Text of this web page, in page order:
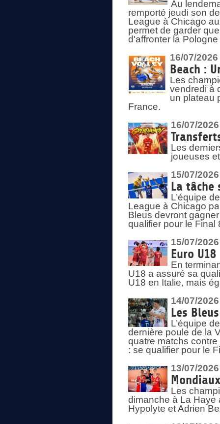
Au
remporté jeudi son
League à Chicago
permet de garder
d'affronter la
16/07/2026
Beach :
Les
vendredi à
un plateau
France.
16/07/2026
Les
joueuses
15/07/2026
La tâche
L’équipe
League à Chicago
Bleus devront
qualifier pour le Final
15/07/2026
Euro
En
U18 a assuré sa
U18 en Italie, mais
14/07/2026
Les
L’équipe
dernière poule de la
quatre matchs
: se qualifier pour le
13/07/2026
Les
dimanche à La Haye
Hypolyte et Adrien